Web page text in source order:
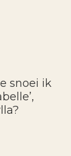
snoei ik